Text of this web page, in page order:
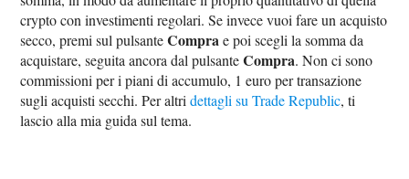
crypto con investimenti regolari. Se invece vuoi fare un acquisto
secco, premi sul pulsanteComprae poi scegli la somma da
acquistare, seguita ancora dal pulsanteCompra. Non ci sono
commissioni per i piani di accumulo, 1 euro per transazione
sugli acquisti secchi. Per altridettagli su Trade Republic, ti
lascio alla mia guida sul tema.